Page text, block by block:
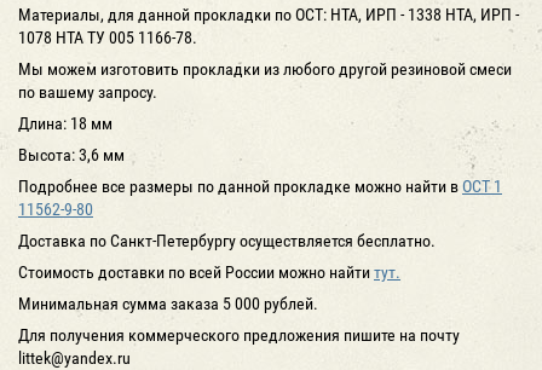
Материалы, для данной прокладки по ОСТ: НТА, ИРП - 1338 НТА, ИРП -
1078 НТА ТУ 005 1166-78.
Мы можем изготовить прокладки из любого другой резиновой смеси
по вашему запросу.
Длина: 18 мм
Высота: 3,6 мм
Подробнее все размеры по данной прокладке можно найти вОСТ 1
11562-9-80
Доставка по Санкт-Петербургу осуществляется бесплатно.
Стоимость доставки по всей России можно найтитут.
Минимальная сумма заказа 5 000 рублей.
Для получения коммерческого предложения пишите на почту
littek@yandex.ru